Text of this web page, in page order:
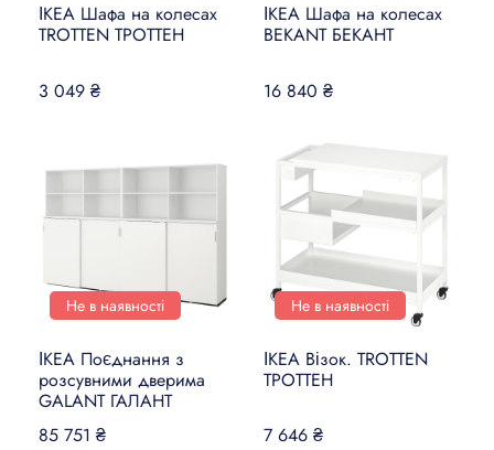
ІКЕА Шафа на колесах
TROTTEN ТРОТТЕН
3 049 ₴
ІКЕА Шафа на колесах
BEKANT БЕКАНТ
16 840 ₴
Не в наявності
ІКЕА Поєднання з
розсувними дверима
GALANT ГАЛАНТ
85 751 ₴
Не в наявності
ІКЕА Візок. TROTTEN
ТРОТТЕН
7 646 ₴